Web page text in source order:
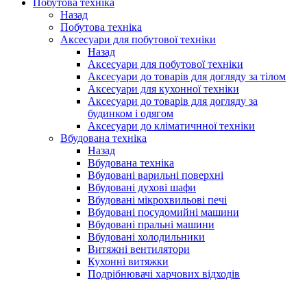
Побутова техніка
Назад
Побутова техніка
Аксесуари для побутової техніки
Назад
Аксесуари для побутової техніки
Аксесуари до товарів для догляду за тілом
Аксесуари для кухонної техніки
Аксесуари до товарів для догляду за
будинком і одягом
Аксесуари до кліматичнної техніки
Вбудована техніка
Назад
Вбудована техніка
Вбудовані варильні поверхні
Вбудовані духові шафи
Вбудовані мікрохвильові печі
Вбудовані посудомийні машини
Вбудовані пральні машини
Вбудовані холодильники
Витяжні вентилятори
Кухонні витяжки
Подрібнювачі харчових відходів